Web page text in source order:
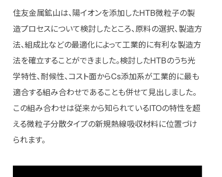
住友金属鉱山は、陽イオンを添加したHTB微粒子の製
造プロセスについて検討したところ、原料の選択、製造方
法、組成比などの最適化によって工業的に有利な製造方
法を確立することができました。検討したHTBのうち光
学特性、耐候性、コスト面からCs添加系が工業的に最も
適合する組み合わせであることも併せて見出しました。
この組み合わせは従来から知られているITOの特性を超
える微粒子分散タイプの新規熱線吸収材料に位置づけ
られます。